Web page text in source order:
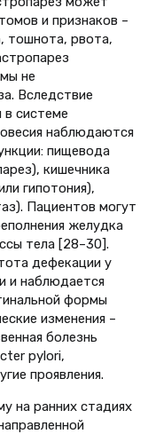
и признаков –
тошнота, рвота,
не
Вследствие
в системе
наблюдаются
пищевода
кишечника
гипотония),
Пациентов могут
желудка
тела [28–30].
дефекации у
и наблюдается
формы
изменения –
болезнь
pylori,
проявления.
на ранних стадиях